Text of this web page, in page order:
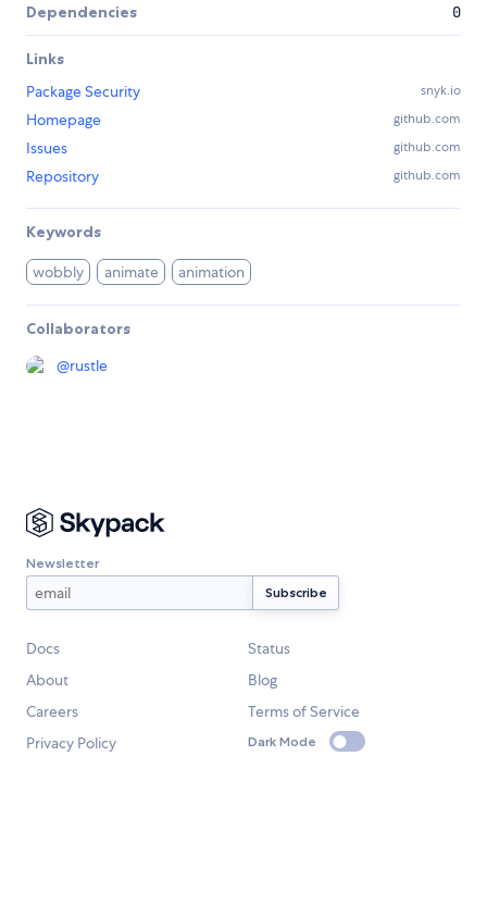
Dependencies 0
Links
Package Security
snyk.io
Homepage github.com
Issues github.com
Repository github.com
Keywords
wobbly animate animation
Collaborators
@rustle
Newsletter
Docs
Status
About
Blog
Careers
Terms of Service
Privacy Policy
Dark Mode